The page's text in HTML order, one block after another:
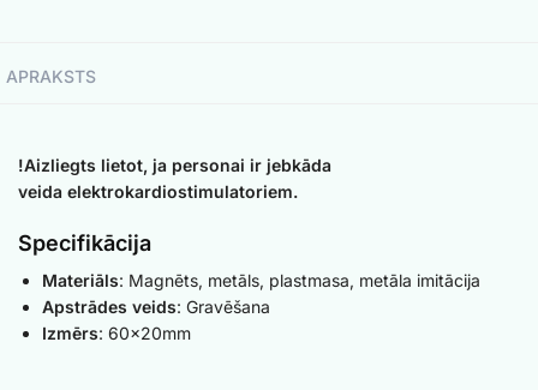
APRAKSTS
!Aizliegts lietot, ja personai ir jebkāda
veida elektrokardiostimulatoriem.
Specifikācija
Materiāls: Magnēts, metāls, plastmasa, metāla imitācija
Apstrādes veids: Gravēšana
Izmērs: 60x20mm